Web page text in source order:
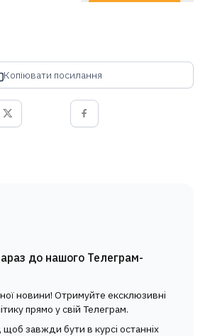
Копіювати посилання
до нашого Телеграм-
новини! Отримуйте ексклюзивні
прямо у свій Телеграм.
щоб завжди бути в курсі останніх